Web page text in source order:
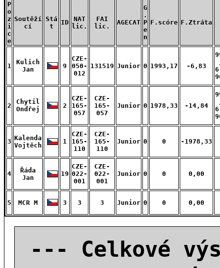
P
o
z
i
c
e
Soutěží
cí
Stá
t
ID
NAT
lic.
FAI
lic.
AGECAT
G
.
P
e
n
F.scóre F.Ztráta
1
Kulich
Jan
9
CZE-
050-
012
131519 Junior 0 1993,17 -6,83
2
Chytil
Ondřej
2
CZE-
165-
057
CZE-
165-
057
Junior 0 1978,33 -14,84
3 Kalenda
Vojtěch
1
CZE-
165-
110
CZE-
165-
110
Junior 0 0 -1978,33
4
Řáda
Jan
19
CZE-
022-
001
CZE-
022-
001
Junior 0 0 0,00
5 MCR M 3 3 3 Junior 0 0 0,00
--- Celkové